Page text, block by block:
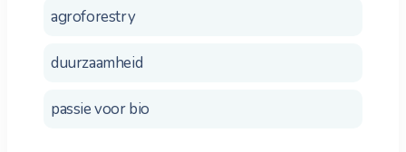
agroforestry
duurzaamheid
passie voor bio